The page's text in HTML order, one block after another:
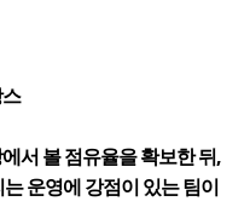
서 볼 점유율을 확보한 뒤,
운영에 강점이 있는 팀이